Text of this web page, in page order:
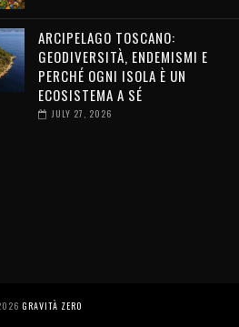
ARCIPELAGO TOSCANO:
GEODIVERSITÀ, ENDEMISMI E
PERCHÉ OGNI ISOLA È UN
ECOSISTEMA A SÉ
JULY 27, 2026
GRAVITÀ ZERO